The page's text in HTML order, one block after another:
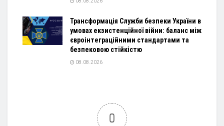
Трансформація Служби безпеки України в
умовах екзистенційної війни: баланс між
євроінтеграційними стандартами та
безпековою стійкістю
08.08.2026
0